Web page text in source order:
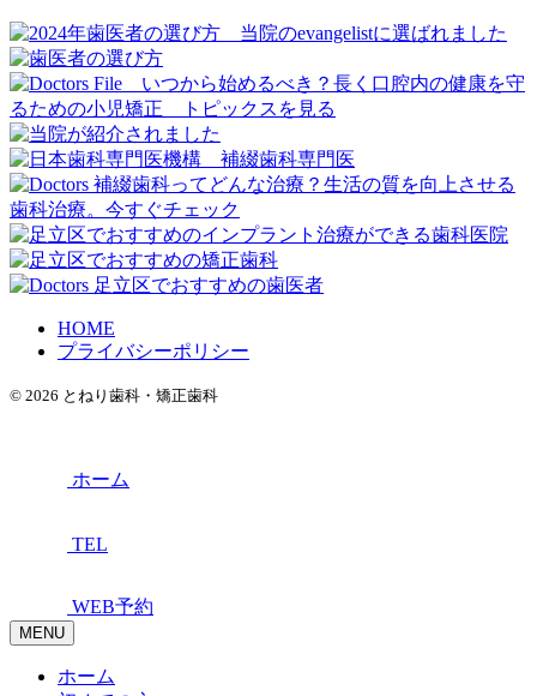
HOME
プライバシーポリシー
© 2026 とねり歯科・矯正歯科
ホーム
TEL
WEB予約
MENU
ホーム